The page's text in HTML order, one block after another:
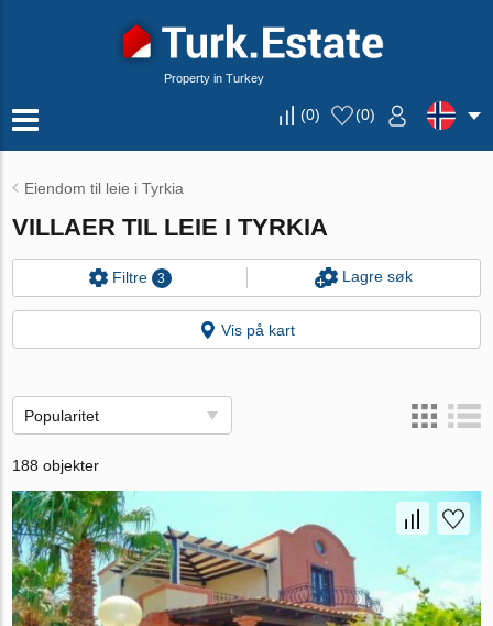
Property in Turkey
(0) (0)
Eiendom til leie i Tyrkia
VILLAER TIL LEIE I TYRKIA
Filtre 3 Lagre søk
Vis på kart
Popularitet
188 objekter